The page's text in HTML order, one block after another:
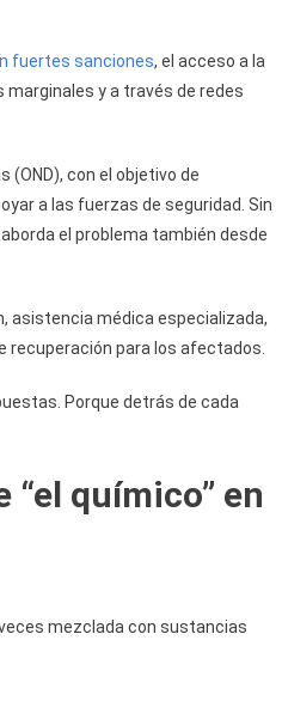
fuertes sanciones, el acceso a la
y a través de redes
(OND), con el objetivo de
a las fuerzas de seguridad. Sin
el problema también desde
asistencia médica especializada,
recuperación para los afectados.
Porque detrás de cada
químico” en
mezclada con sustancias